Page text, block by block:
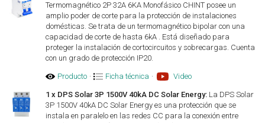
Termomagnético 2P 32A 6KA Monofásico CHINT posee un
amplio poder de corte para la protección de instalaciones
domésticas. Se trata de un termomagnético bipolar con una
capacidad de corte de hasta 6kA . Está diseñado para
proteger la instalación de cortocircuitos y sobrecargas. Cuenta
con un grado de protección IP20.
Producto · Ficha técnica · Video
1 x DPS Solar 3P 1500V 40kA DC Solar Energy: La DPS Solar
3P 1500V 40kA DC Solar Energy es una protección que se
instala en paralelo en las redes CC para la conexión entre